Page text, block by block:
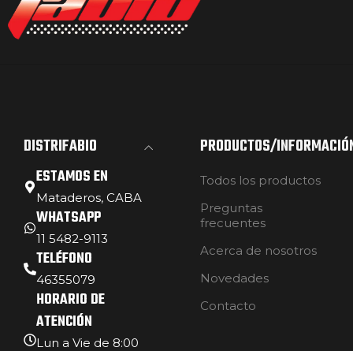
DISTRIFABIO
ESTAMOS EN
Mataderos, CABA
WHATSAPP
11 5482-9113
TELÉFONO
46355079
HORARIO DE
ATENCIÓN
Lun a Vie de 8:00
PRODUCTOS/
Todos los productos
Preguntas
frecuentes
Acerca de nosotros
Novedades
Contacto